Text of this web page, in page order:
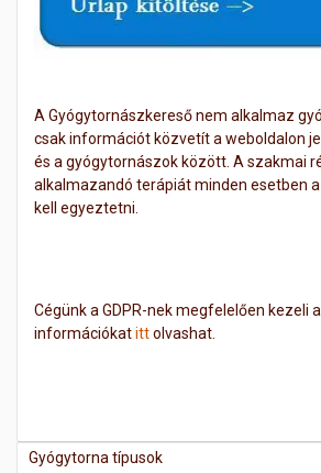
A Gyógytornászkereső nem alkalmaz
csak információt közvetít a weboldalon
és a gyógytornászok között. A szakmai
alkalmazandó terápiát minden esetben
kell egyeztetni.
Cégünk a GDPR-nek megfelelően kezeli
információkatittolvashat.
Gyógytorna típusok